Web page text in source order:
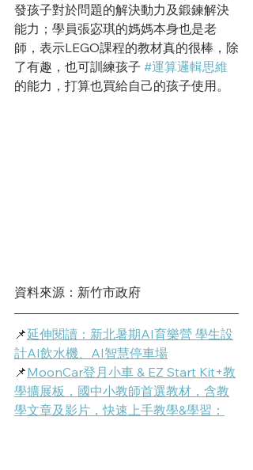
發孩子對於問題的解決動力及鍛鍊解決
能力；學員張宓琪的媽媽本身也是老
師，表示LEGO課程的教材真的很棒，除
了有趣，也可訓練孩子 #運算邏輯思維
的能力，打算也買給自己的孩子使用。
資料來源：新竹市政府
📌延伸閱讀：新北暑期AI育樂營 學生設
計AI飲水機、AI智慧停車場
📌MoonCar登月小車 & EZ Start Kit+教
學擴展板，國中小教師首選教材，含教
學文章及影片，快速上手教學&學習：